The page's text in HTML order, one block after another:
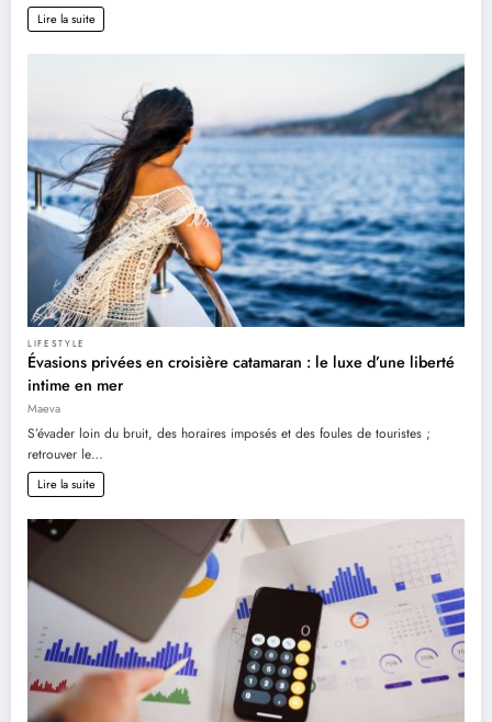
Lire la suite
LIFESTYLE
Évasions privées en croisière catamaran : le luxe d’une liberté
intime en mer
Maeva
S’évader loin du bruit, des horaires imposés et des foules de touristes ;
retrouver le…
Lire la suite